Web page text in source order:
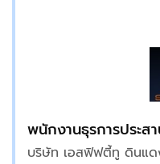
พนักงานธุรการประส
บริษัท เอสฟิฟตี้ทู ดินแด